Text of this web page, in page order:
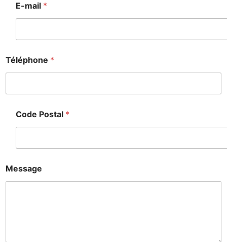
h
E-mail *
Téléphone *
Code Postal *
Message